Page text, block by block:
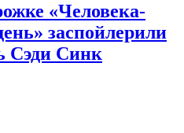
«Человека-
заспойлерили
Сэди Синк